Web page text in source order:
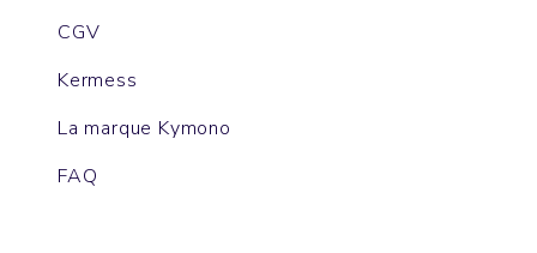
CGV
Kermess
La marque Kymono
FAQ